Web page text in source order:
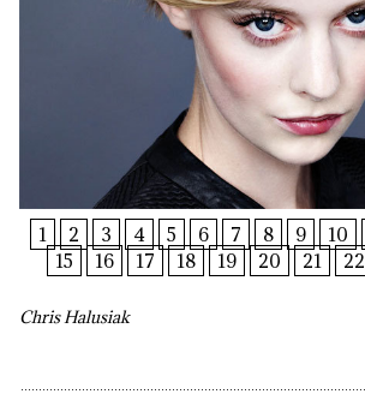
1 2 3 4 5 6 7 8 9 10
15
16 17 18 19 20 21 22
Chris Halusiak